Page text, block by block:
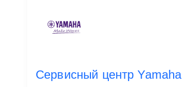
Сервисный центр Yamaha